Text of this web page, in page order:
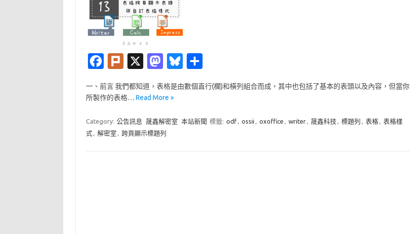
Fa
e
o
o
Pl
k
X
M
t
d
o
Bl
es
y
一、前言 我們都知道，表格是由數個直行(欄)和橫列組合而成，其中也包括了基本的表頭以及內容，但當你
所製作的表格… Read More »
Category: 公告訊息 晟鑫解密室 本站新聞 標籤: odf, ossii , oxoffice , writer, 晟鑫科技 , 標題列 , 表格, 表格樣
式, 解密室 , 跨頁顯示標題列